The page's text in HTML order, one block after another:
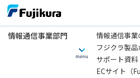
Skip
content
情報通信事業部門
情報通信事
フジクラ製
サポート資
ECサイト（
光ファイバ融着接続機 通